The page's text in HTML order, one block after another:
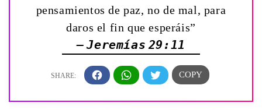
pensamientos de paz, no de mal, para
daros el fin que esperáis”
— Jeremías 29:11